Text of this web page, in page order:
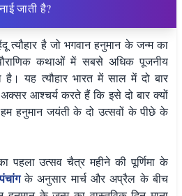
जाती है?
त्यौहार है जो भगवान हनुमान के जन्म का
कथाओं में सबसे अधिक पूजनीय
यह त्यौहार भारत में साल में दो बार
आश्चर्य करते हैं कि इसे दो बार क्यों
हनुमान जयंती के दो उत्सवों के पीछे के
पहला उत्सव चैत्र महीने की पूर्णिमा के
के अनुसार मार्च और अप्रैल के बीच